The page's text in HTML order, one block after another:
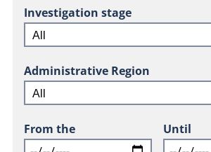
Investigation stage
Administrative Region
From the Until